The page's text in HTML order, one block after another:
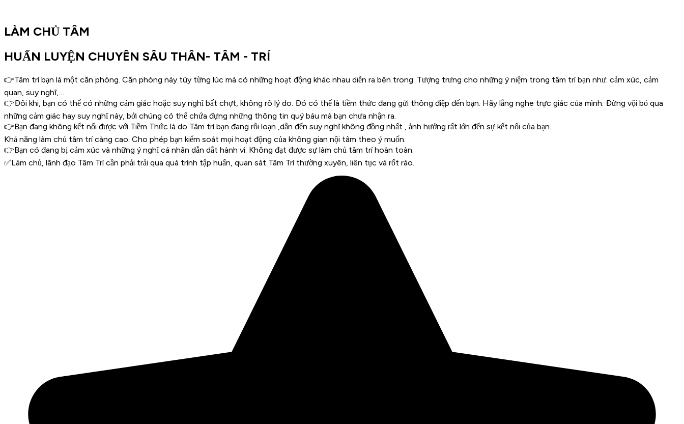
LÀM CHỦ TÂM
HUẤN LUYỆN CHUYÊN SÂU THÂN- TÂM - TRÍ
👉Tâm trí bạn là một căn phòng. Căn phòng này tùy từng lúc mà có những hoạt động khác nhau diễn ra bên trong. Tượng trưng cho những ý niệm trong tâm trí bạn như: cảm xúc, cảm
quan, suy nghĩ,…
👉Đôi khi, bạn có thể có những cảm giác hoặc suy nghĩ bất chợt, không rõ lý do. Đó có thể là tiềm thức đang gửi thông điệp đến bạn. Hãy lắng nghe trực giác của mình. Đừng vội bỏ qua
những cảm giác hay suy nghĩ này, bởi chúng có thể chứa đựng những thông tin quý báu mà bạn chưa nhận ra.
👉Bạn đang không kết nối được với Tiềm Thức là do Tâm trí bạn đang rỗi loạn ,dẫn đến suy nghĩ không đồng nhất , ảnh hưởng rất lớn đến sự kết nối của bạn.
Khả năng làm chủ tâm trí càng cao. Cho phép bạn kiểm soát mọi hoạt động của không gian nội tâm theo ý muốn.
👉Bạn có đang bị cảm xúc và những ý nghĩ cá nhân dẫn dắt hành vi. Không đạt được sự làm chủ tâm trí hoàn toàn.
✅Làm chủ, lãnh đạo Tâm Trí cần phải trải qua quá trình tập huấn, quan sát Tâm Trí thường xuyên, liên tục và rốt ráo.